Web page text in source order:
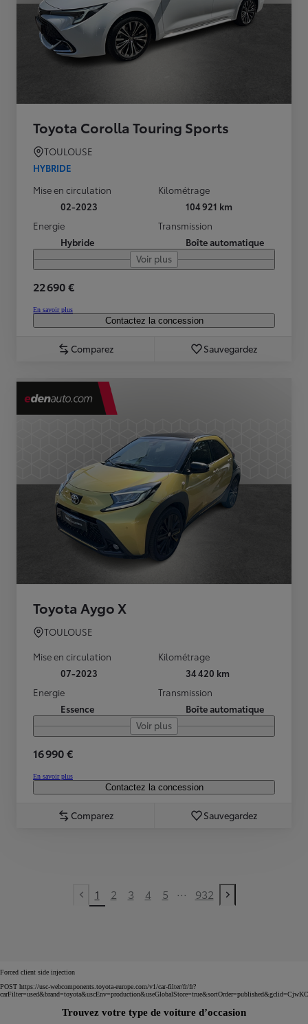
Toyota Corolla Touring Sports
TOULOUSE
HYBRIDE
Mise en circulation
02-2023
Kilométrage
104 921 km
Energie
Hybride
Transmission
Boîte automatique
Voir plus
22 690 €
En savoir plus
Contactez la concession
Comparez Sauvegardez
Toyota Aygo X
TOULOUSE
Mise en circulation
07-2023
Kilométrage
34 420 km
Energie
Essence
Transmission
Boîte automatique
Voir plus
16 990 €
En savoir plus
Contactez la concession
Comparez Sauvegardez
Previous page
1 2 3 4 5 ... 932
Next page
Forced client side injection
POST https://usc-webcomponents.toyota-europe.com/v1/car-filter/fr/fr?
Trouvez votre type de voiture d’occasion